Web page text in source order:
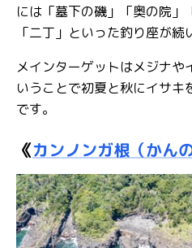
には「墓下の磯」「奥の院」
「二丁」といった釣り座が続
メインターゲットはメジナや
いうことで初夏と秋にイサキ
です。
《カンノンガ根（かん